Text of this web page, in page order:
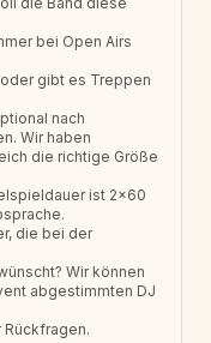
bei Open Airs
gibt es Treppen
nach
Wir haben
die richtige Größe
ist 2×60
die bei der
Wir können
abgestimmten DJ